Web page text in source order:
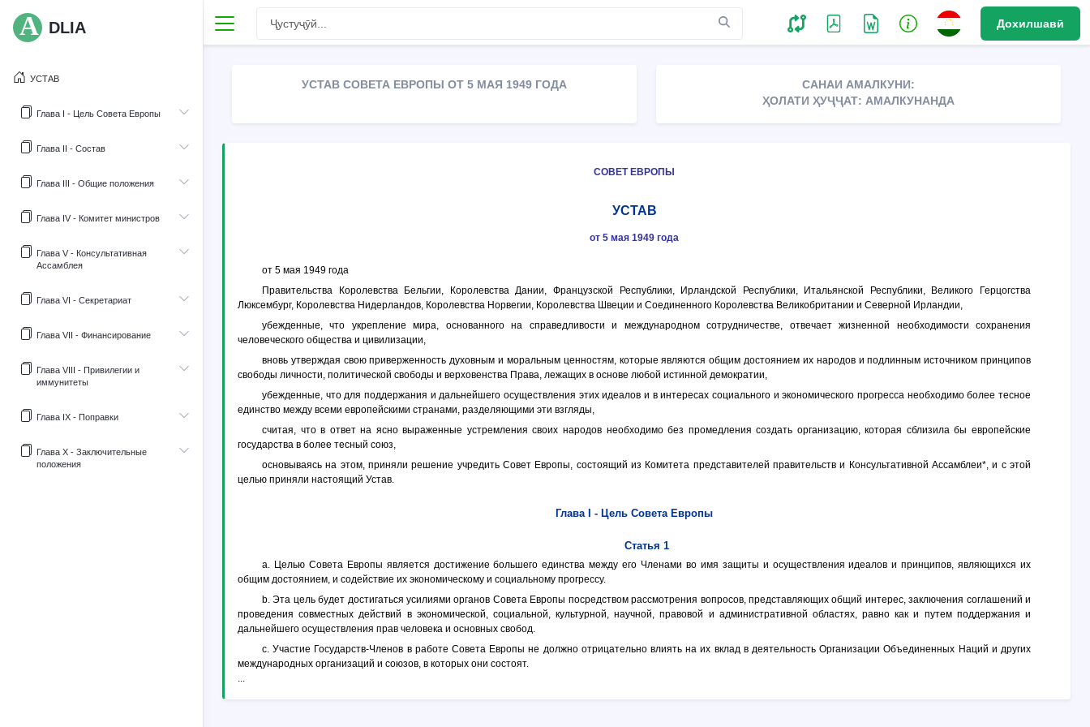
Дохилшавӣ
DLIA
УСТАВ
Глава I - Цель Совета Европы
Глава II - Состав
Глава III - Общие положения
Глава IV - Комитет министров
Глава V - Консультативная
Ассамблея
Глава VI - Секретариат
Глава VII - Финансирование
Глава VIII - Привилегии и
иммунитеты
Глава IX - Поправки
Глава X - Заключительные
положения
УСТАВ СОВЕТА ЕВРОПЫ ОТ 5 МАЯ 1949 ГОДА
САНАИ АМАЛКУНИ:
ҲОЛАТИ ҲУҶҶАТ: АМАЛКУНАНДА
СОВЕТ ЕВРОПЫ
УСТАВ
от 5 мая 1949 года
от 5 мая 1949 года
Правительства Королевства Бельгии, Королевства Дании, Французской Республики, Ирландской Республики, Итальянской Республики, Великого Герцогства
Люксембург, Королевства Нидерландов, Королевства Норвегии, Королевства Швеции и Соединенного Королевства Великобритании и Северной Ирландии,
убежденные, что укрепление мира, основанного на справедливости и международном сотрудничестве, отвечает жизненной необходимости сохранения
человеческого общества и цивилизации,
вновь утверждая свою приверженность духовным и моральным ценностям, которые являются общим достоянием их народов и подлинным источником принципов
свободы личности, политической свободы и верховенства Права, лежащих в основе любой истинной демократии,
убежденные, что для поддержания и дальнейшего осуществления этих идеалов и в интересах социального и экономического прогресса необходимо более тесное
единство между всеми европейскими странами, разделяющими эти взгляды,
считая, что в ответ на ясно выраженные устремления своих народов необходимо без промедления создать организацию, которая сблизила бы европейские
государства в более тесный союз,
основываясь на этом, приняли решение учредить Совет Европы, состоящий из Комитета представителей правительств и Консультативной Ассамблеи*, и с этой
целью приняли настоящий Устав.
Глава I - Цель Совета Европы
Статья 1
а. Целью Совета Европы является достижение большего единства между его Членами во имя защиты и осуществления идеалов и принципов, являющихся их
общим достоянием, и содействие их экономическому и социальному прогрессу.
b. Эта цель будет достигаться усилиями органов Совета Европы посредством рассмотрения вопросов, представляющих общий интерес, заключения соглашений и
проведения совместных действий в экономической, социальной, культурной, научной, правовой и административной областях, равно как и путем поддержания и
дальнейшего осуществления прав человека и основных свобод.
с. Участие Государств-Членов в работе Совета Европы не должно отрицательно влиять на их вклад в деятельность Организации Объединенных Наций и других
международных организаций и союзов, в которых они состоят.
...